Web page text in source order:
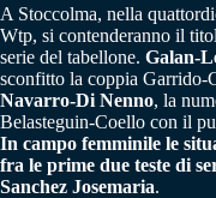
A Stoccolma, nella
Wtp, si contenderanno il
serie del tabellone. Galan-
sconfitto la coppia Garrido-
Navarro-Di Nenno, la
Belasteguin-Coello con il
In campo femminile le
fra le prime due teste di
Sanchez Josemaria.